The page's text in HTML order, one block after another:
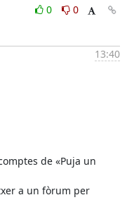
0
0
13:40
de «Puja un
a un fòrum per